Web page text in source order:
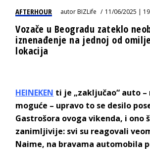
AFTERHOUR autorBIZLife 11/06/2025 |
Vozače u Beogradu zateklo
iznenađenje na jednoj od
lokacija
HEINEKEN ti je „zaključao“ auto –
moguće – upravo to se desilo
Gastrošora ovoga vikenda, i ono
zanimljivije: svi su reagovali
Naime, na bravama automobila